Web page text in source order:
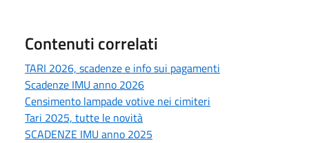
Contenuti correlati
TARI 2026, scadenze e info sui pagamenti
Scadenze IMU anno 2026
Censimento lampade votive nei cimiteri
Tari 2025, tutte le novità
SCADENZE IMU anno 2025